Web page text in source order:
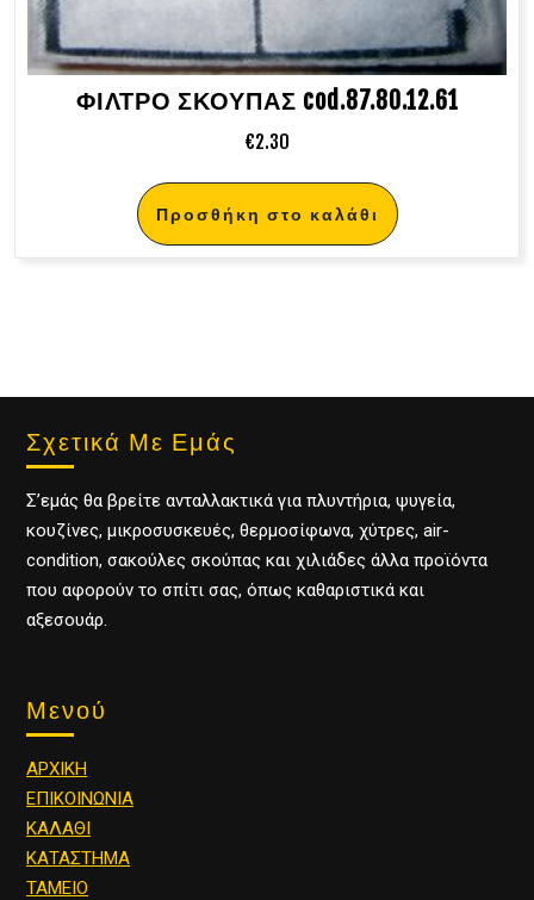
ΦΙΛΤΡΟ ΣΚΟΥΠΑΣ cod.87.80.12.61
€2.30
Προσθήκη στο καλάθι
Σχετικά Με Εμάς
Σ’εμάς θα βρείτε ανταλλακτικά για πλυντήρια, ψυγεία,
κουζίνες, μικροσυσκευές, θερμοσίφωνα, χύτρες, air-
condition, σακούλες σκούπας και χιλιάδες άλλα προϊόντα
που αφορούν το σπίτι σας, όπως καθαριστικά και
αξεσουάρ.
Μενού
ΑΡΧΙΚΗ
ΕΠΙΚΟΙΝΩΝΙΑ
ΚΑΛΑΘΙ
ΚΑΤΑΣΤΗΜΑ
ΤΑΜΕΙΟ